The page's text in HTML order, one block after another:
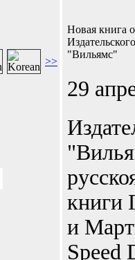
>>
Новая книга
"Вильямс"
29
книги
и
Speed